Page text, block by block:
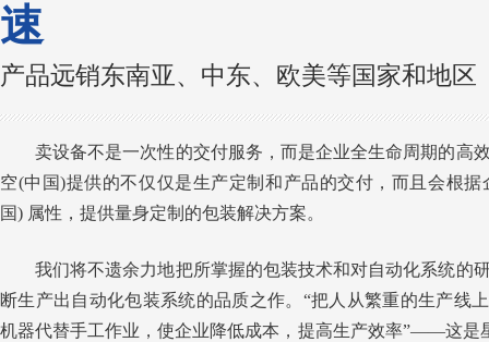
速
产品远销东南亚、中东、欧美等国家和地区
卖设备不是一次性的交付服务，而是企业全生命周期的高
空(中国)提供的不仅仅是生产定制和产品的交付，而且会根据
国) 属性，提供量身定制的包装解决方案。
我们将不遗余力地把所掌握的包装技术和对自动化系统的
断生产出自动化包装系统的品质之作。“把人从繁重的生产线
机器代替手工作业，使企业降低成本，提高生产效率”——这是